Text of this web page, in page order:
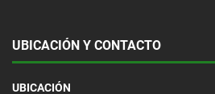
UBICACIÓN Y CONTACTO
UBICACIÓN